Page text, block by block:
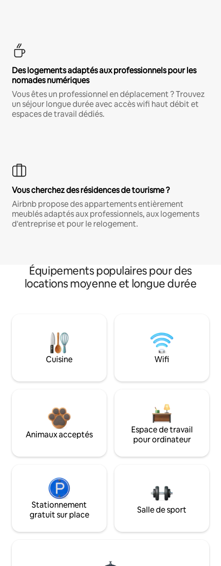
Des logements adaptés aux professionnels pour les
nomades numériques
Vous êtes un professionnel en déplacement ? Trouvez
un séjour longue durée avec accès wifi haut débit et
espaces de travail dédiés.
Vous cherchez des résidences de tourisme ?
Airbnb propose des appartements entièrement
meublés adaptés aux professionnels, aux logements
d'entreprise et pour le relogement.
Équipements populaires pour des
locations moyenne et longue durée
Cuisine Wifi
Animaux acceptés
Espace de travail
pour ordinateur
Stationnement
gratuit sur place
Salle de sport